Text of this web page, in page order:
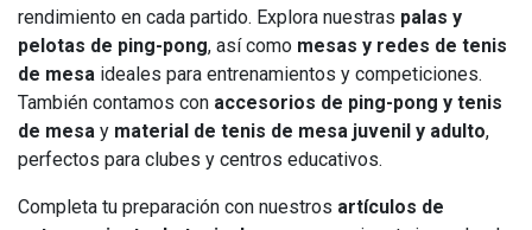
rendimiento en cada partido. Explora nuestras palas y
pelotas de ping-pong, así como mesas y redes de tenis
de mesa ideales para entrenamientos y competiciones.
También contamos con accesorios de ping-pong y tenis
de mesa y material de tenis de mesa juvenil y adulto,
perfectos para clubes y centros educativos.
Completa tu preparación con nuestros artículos de